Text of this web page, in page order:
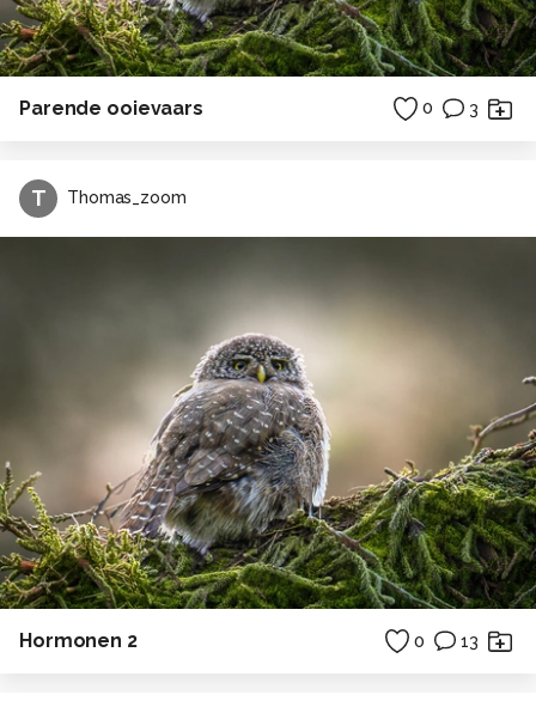
Parende ooievaars 0 3
T Thomas_zoom
Hormonen 2 0 13